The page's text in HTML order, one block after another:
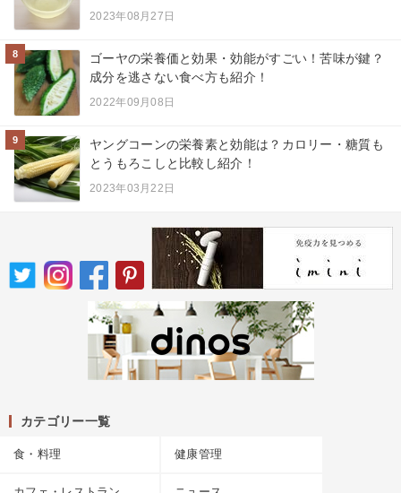
2023年08月27日
8
ゴーヤの栄養価と効果・効能がすごい！苦味が鍵？
成分を逃さない食べ方も紹介！
2022年09月08日
9
ヤングコーンの栄養素と効能は？カロリー・糖質も
とうもろこしと比較し紹介！
2023年03月22日
カテゴリー一覧
食・料理 健康管理